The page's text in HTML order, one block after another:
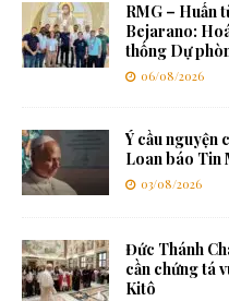
RMG – Huấn
Bejarano:
thống Dự
06/08/2026
Ý cầu nguyện
Loan báo Tin
03/08/2026
Đức Thánh
cần chứng tá
Kitô